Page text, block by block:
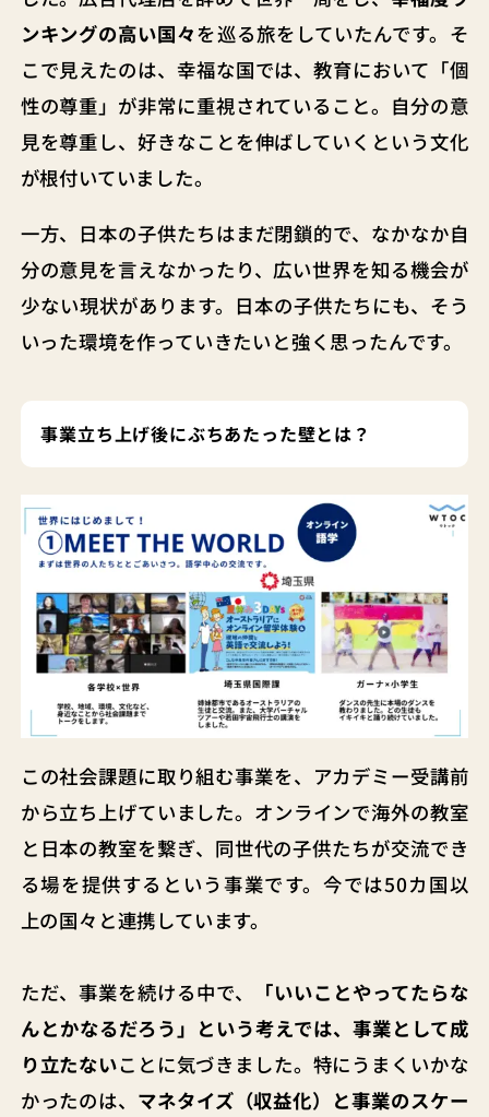
ンキングの高い国々を巡る旅をしていたんです。そ
こで見えたのは、幸福な国では、教育において「個
性の尊重」が非常に重視されていること。自分の意
見を尊重し、好きなことを伸ばしていくという文化
が根付いていました。
一方、日本の子供たちはまだ閉鎖的で、なかなか自
分の意見を言えなかったり、広い世界を知る機会が
少ない現状があります。日本の子供たちにも、そう
いった環境を作っていきたいと強く思ったんです。
事業立ち上げ後にぶちあたった壁とは？
この社会課題に取り組む事業を、アカデミー受講前
から立ち上げていました。オンラインで海外の教室
と日本の教室を繋ぎ、同世代の子供たちが交流でき
る場を提供するという事業です。今では50カ国以
上の国々と連携しています。
ただ、事業を続ける中で、
「いいことやってたらな
んとかなるだろう」という考えでは、事業として成
り立たないことに気づきました。特にうまくいかな
かったのは、 マネタイズ（収益化）と事業のスケー